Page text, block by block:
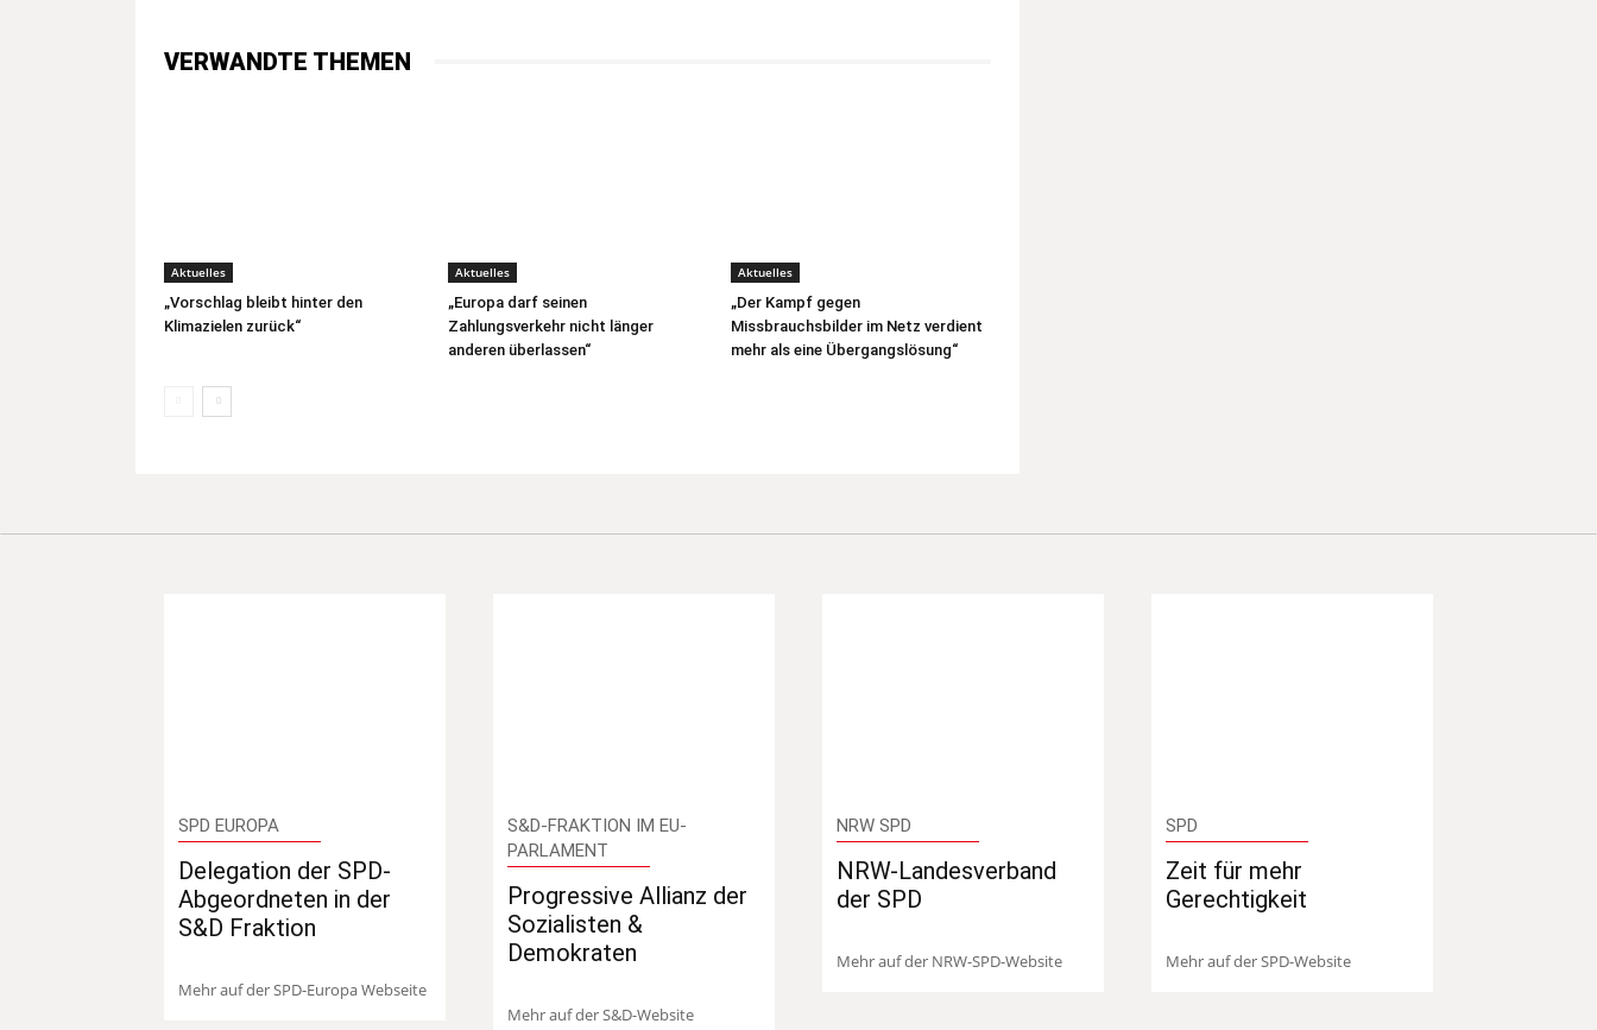
VERWANDTE THEMEN
Aktuelles
„Vorschlag bleibt hinter den
Klimazielen zurück“
Aktuelles
„Europa darf seinen
Zahlungsverkehr nicht länger
anderen überlassen“
Aktuelles
„Der Kampf gegen
Missbrauchsbilder im Netz verdient
mehr als eine Übergangslösung“
SPD EUROPA
Delegation der SPD-
Abgeordneten in der
S&D Fraktion
Mehr auf der SPD-Europa Webseite
S&D-FRAKTION IM EU-
PARLAMENT
Progressive Allianz der
Sozialisten &
Demokraten
Mehr auf der S&D-Website
NRW SPD
NRW-Landesverband
der SPD
Mehr auf der NRW-SPD-Website
SPD
Zeit für mehr
Gerechtigkeit
Mehr auf der SPD-Website